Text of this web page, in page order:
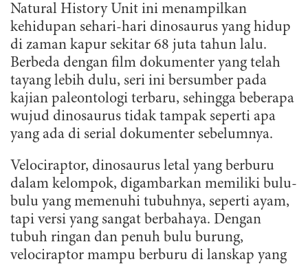
Natural History Unit ini menampilkan
kehidupan sehari-hari dinosaurus yang hidup
di zaman kapur sekitar 68 juta tahun lalu.
Berbeda dengan film dokumenter yang telah
tayang lebih dulu, seri ini bersumber pada
kajian paleontologi terbaru, sehingga beberapa
wujud dinosaurus tidak tampak seperti apa
yang ada di serial dokumenter sebelumnya.
Velociraptor, dinosaurus letal yang berburu
dalam kelompok, digambarkan memiliki bulu-
bulu yang memenuhi tubuhnya, seperti ayam,
tapi versi yang sangat berbahaya. Dengan
tubuh ringan dan penuh bulu burung,
velociraptor mampu berburu di lanskap yang